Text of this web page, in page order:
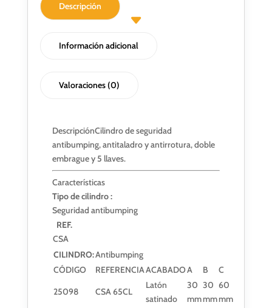
Descripción
Información adicional
Valoraciones (0)
DescripciónCilindro de seguridad
antibumping, antitaladro y antirrotura, doble
embrague y 5 llaves.
Características
Tipo de cilindro :
Seguridad antibumping
REF.
CSA
CILINDRO:Antibumping
CÓDIGO
REFERENCIAACABADOA B
C
25098
CSA 65CL
Latón
satinado
30
mm
30
mm
60
mm